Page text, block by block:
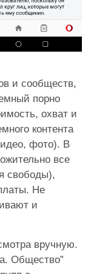
и сообществ,
порно
охват и
контента
фото). В
все
свободы),
Не
и
вручную.
Общество”